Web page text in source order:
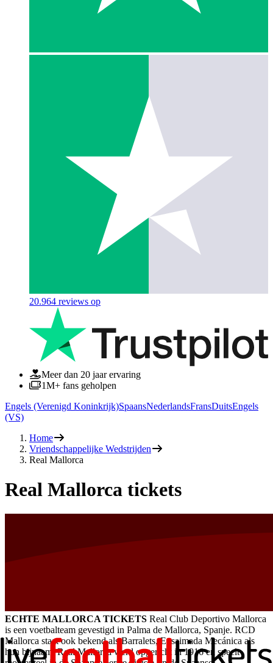
20.964 reviews op
Meer dan 20 jaar ervaring
1M+ fans geholpen
Engels (Verenigd Koninkrijk)SpaansNederlandsFransDuitsEngels
(VS)
Home
Vriendschappelijke Wedstrijden
Real Mallorca
Real Mallorca tickets
ECHTE MALLORCA TICKETS Real Club Deportivo Mallorca
is een voetbalteam gevestigd in Palma de Mallorca, Spanje. RCD
Mallorca staat ook bekend als Barralets, Ensaimada Mecánica als
hun bijnaam. Real Mallorca werd opgericht in 1916 en speelt